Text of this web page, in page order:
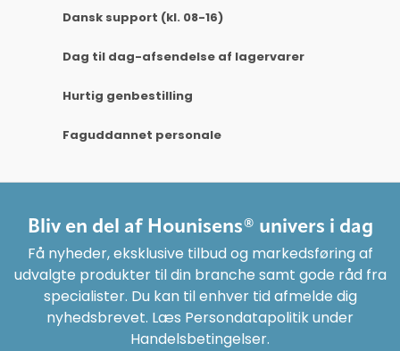
Dansk support (kl. 08-16)
Dag til dag-afsendelse af lagervarer
Hurtig genbestilling
Faguddannet personale
Bliv en del af Hounisens® univers i dag
Få nyheder, eksklusive tilbud og markedsføring af
udvalgte produkter til din branche samt gode råd fra
specialister. Du kan til enhver tid afmelde dig
nyhedsbrevet. Læs Persondatapolitik under
Handelsbetingelser.